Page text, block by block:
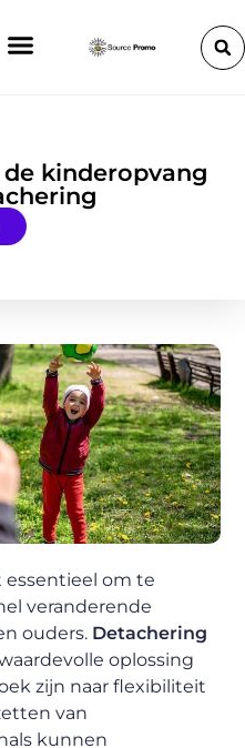
juiste HP toner voor jouw printer
kinderopvang
om te
veranderende
ouders. Detachering
oplossing
zijn naar flexibiliteit
van
kunnen